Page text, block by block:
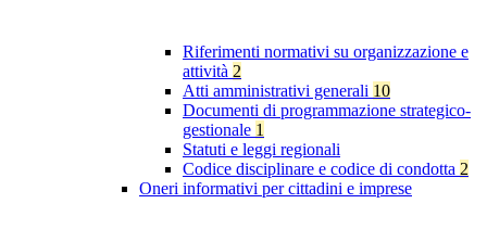
Riferimenti normativi su organizzazione e
attività 2
Atti amministrativi generali 10
Documenti di programmazione strategico-
gestionale 1
Statuti e leggi regionali
Codice disciplinare e codice di condotta 2
Oneri informativi per cittadini e imprese